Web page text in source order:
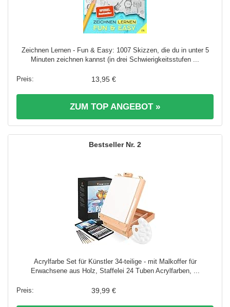
Zeichnen Lernen - Fun & Easy: 1007 Skizzen, die du in unter 5
Minuten zeichnen kannst (in drei Schwierigkeitsstufen ...
13,95 €
ZUM TOP ANGEBOT »
2
Acrylfarbe Set für Künstler 34-teilige - mit Malkoffer für
Erwachsene aus Holz, Staffelei 24 Tuben Acrylfarben, ...
39,99 €